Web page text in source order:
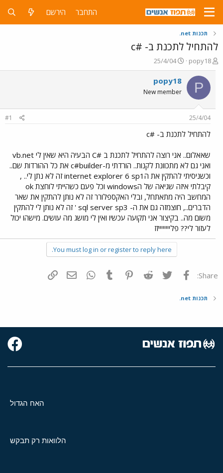
התחבר הירשם
תכנות net.
להתחיל לתכנת ב- #c
פ
ו
ת
ח
ה
ש
א
popy18
פ
ו
ר
ם
ר
25/4/04
P
popy18
New member
25/4/04
#1
להתחיל לתכנת ב- #c
שאאלום.. אני רוצה להתחיל לתכנת ב #C הבעיה היא שאין לי vb.net
ואני גם לא מתכוונת לקנות.. הורדתי מ-c#builder את כל ההורדות שם..
וכשניסיתי להתקין את הinternet explorer 6 sp1 זה לא נתן לי.. ,
קיבלתי איזה שגיאה של הwindows וכל פעם כשהייתי לוחצת ok
המחשב היה מתאתחל, ובלי האקספלורר זה לא נותן להתקין את שאר
הדברים.., חוצמזה גם את ה- sql server sp3 ' זה לא נותן לי להתקין
משום מה.. בקיצור אני תקועה עכשיו ואין לי מושג מה עושים. מישהו יכול
לעזור לי?? פלייייייייזז
You must log in or register to reply here.
Share: פייסבוק Twitter
Reddit
Pinterest
Tumblr
WhatsAppדואר אלקטרוני
תכנות net.
האח הגדול
הלוואות רק תבקש